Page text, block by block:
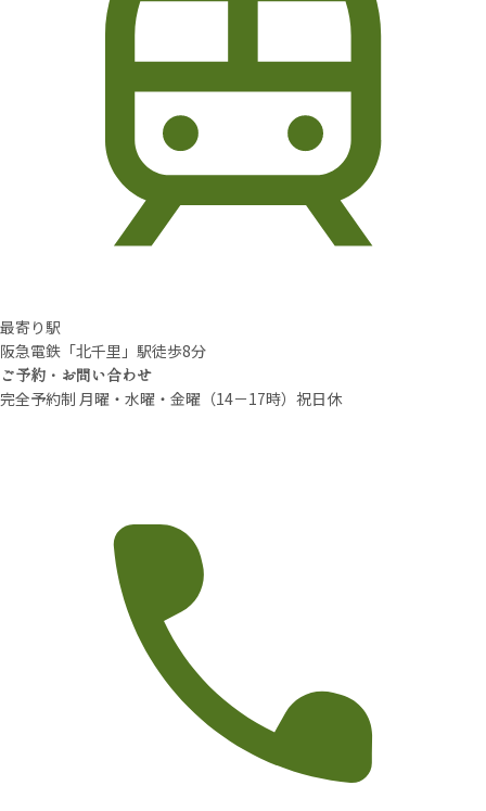
最寄り駅
阪急電鉄「北千里」駅徒歩8分
ご予約・お問い合わせ
完全予約制 月曜・水曜・金曜（14－17時）祝日休